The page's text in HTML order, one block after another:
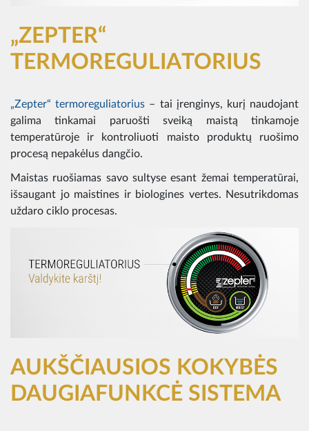
„ZEPTER“
TERMOREGULIATORIUS
„Zepter“ termoreguliatorius – tai įrenginys, kurį naudojant
galima tinkamai paruošti sveiką maistą tinkamoje
temperatūroje ir kontroliuoti maisto produktų ruošimo
procesą nepakėlus dangčio.
Maistas ruošiamas savo sultyse esant žemai temperatūrai,
išsaugant jo maistines ir biologines vertes. Nesutrikdomas
uždaro ciklo procesas.
AUKŠČIAUSIOS KOKYBĖS
DAUGIAFUNKCĖ SISTEMA